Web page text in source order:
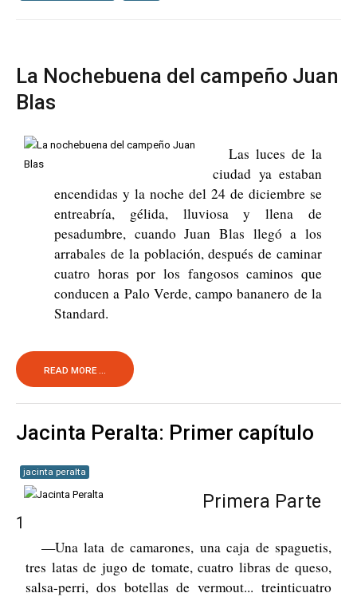
La Nochebuena del campeño Juan
Blas
Las luces de la
ciudad ya estaban
encendidas y la noche del 24 de diciembre se
entreabría, gélida, lluviosa y llena de
pesadumbre, cuando Juan Blas llegó a los
arrabales de la población, después de caminar
cuatro horas por los fangosos caminos que
conducen a Palo Verde, campo bananero de la
Standard.
READ MORE ...
Jacinta Peralta: Primer capítulo
jacinta peralta
Primera Parte
1
—Una lata de camarones, una caja de spaguetis,
tres latas de jugo de tomate, cuatro libras de queso,
salsa-perri, dos botellas de vermout... treinticuatro